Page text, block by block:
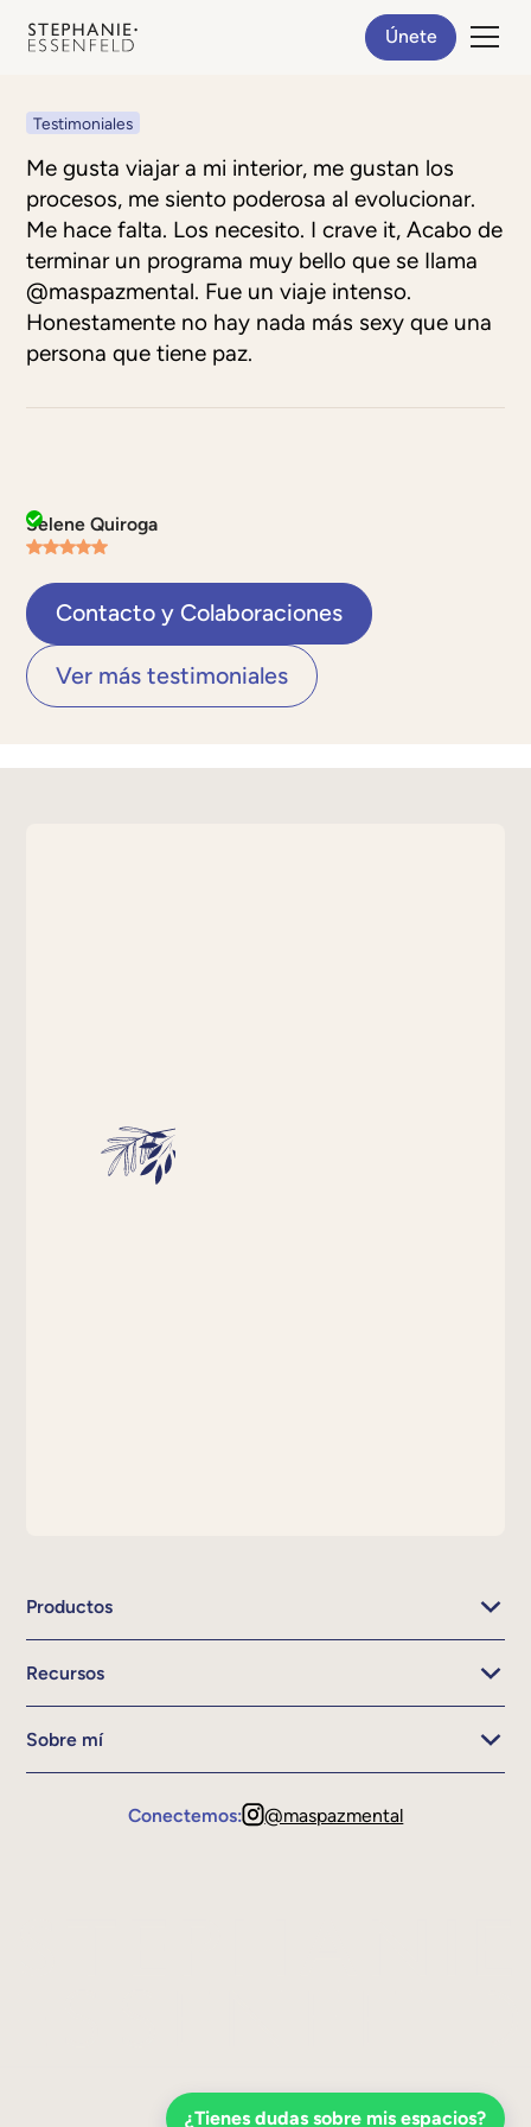
Únete
Testimoniales
Me gusta viajar a mi interior, me gustan los
procesos, me siento poderosa al evolucionar.
Me hace falta. Los necesito. I crave it, Acabo de
terminar un programa muy bello que se Ilama
@maspazmental. Fue un viaje intenso.
Honestamente no hay nada más sexy que una
persona que tiene paz.
Selene Quiroga
Contacto y Colaboraciones
Ver más testimoniales
¿Tienes dudas sobre mis espacios?
Productos
Recursos
Sobre mí
Conectemos: @maspazmental